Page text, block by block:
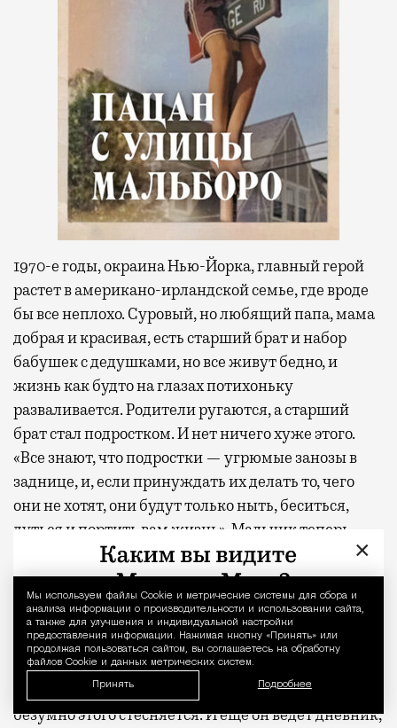
Уведомление
Мы используем файлы Сookie и метрические системы для сбора и
анализа информации о производительности и использовании сайта,
а также для улучшения и индивидуальной настройки
предоставления информации. Нажимая кнопку «Принять» или
продолжая пользоваться сайтом, вы соглашаетесь на обработку
файлов Cookie и данных метрических систем.
Принять Подробнее
1970-е годы, окраина Нью-Йорка, главный герой
растет в американо-ирландской семье, где вроде
бы все неплохо. Суровый, но любящий папа, мама
добрая и красивая, есть старший брат и набор
бабушек с дедушками, но все живут бедно, и
жизнь как будто на глазах потихоньку
разваливается. Родители ругаются, а старший
брат стал подростком. И нет ничего хуже этого.
«Все знают, что подростки — угрюмые занозы в
заднице, и, если принуждать их делать то, чего
они не хотят, они будут только ныть, беситься,
дуться и портить вам жизнь». Мальчик теперь
интересуется какими-то девицами, тайком
выпивает, хулиганит, даже как-то раз угнал
родительскую машину, а младшего братца
поколачивает.
Сам младший брат написал стихотворение про
Иисуса и выиграл поэтический конкурс, но
безумно этого стесняется. И еще он ведет дневник,
×